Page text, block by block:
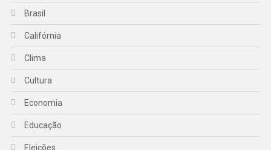
Brasil
Califórnia
Clima
Cultura
Economia
Educação
Eleições